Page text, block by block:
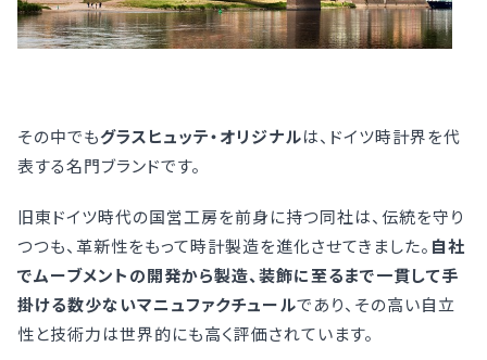
その中でもグラスヒュッテ・オリジナルは、ドイツ時計界を代
表する名門ブランドです。
旧東ドイツ時代の国営工房を前身に持つ同社は、伝統を守り
つつも、革新性をもって時計製造を進化させてきました。 自社
でムーブメントの開発から製造、装飾に至るまで一貫して手
掛ける数少ないマニュファクチュールであり、その高い自立
性と技術力は世界的にも高く評価されています。